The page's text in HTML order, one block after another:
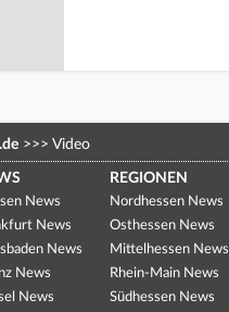
>>> Video
News
News
News
News
News
REGIONEN
Nordhessen News
Osthessen News
Mittelhessen News
Rhein-Main News
Südhessen News